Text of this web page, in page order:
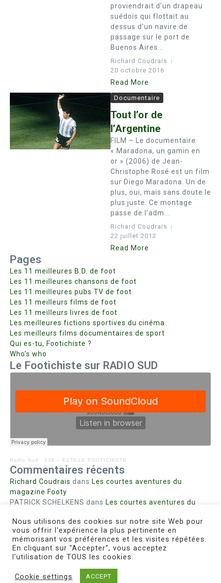
proviendrait d’un drapeau
suédois qui flottait au
dessus d’un navire de
passage sur le port de
Buenos Aires...
Richard Coudrais
20 octobre 2016
Read More
Documentaire
Tout l’or de
l’Argentine
FILM – Le documentaire
« Maradona, un gamin en
or » (2006) de Jean-
Christophe Rosé est un film
sur Diego Maradona. Un de
plus, oui, mais sans doute le
plus juste. Ce montage
passe de l’adm...
Richard Coudrais
22 juillet 2012
Read More
Pages
Les 11 meilleures B.D. de foot
Les 11 meilleures chansons de foot
Les 11 meilleures pubs TV de foot
Les 11 meilleurs films de foot
Les 11 meilleurs livres de foot
Les meilleures fictions sportives du cinéma
Les meilleurs films documentaires de sport
Qui es-tu, Footichiste ?
Who’s who
Le Footichiste sur RADIO SUD
Radio Sud · 234 – ESTA LE FOOTICHISTE
Commentaires récents
Richard Coudrais dans Les courtes aventures du
magazine Footy
PATRICK SCHELKENS dans Les courtes aventures du
Bohn fabiennedans Intrigues sanglantes à Mulhouse
Steph. RUTA dansLust for Nice
MIRMANDdansPieds agiles et champignons
Copyright © 2026 Le Footichiste | Réalisé par
Nous utilisons des cookies sur notre site Web pour
vous offrir l'expérience la plus pertinente en
mémorisant vos préférences et les visites répétées.
En cliquant sur "Accepter", vous acceptez
l'utilisation de TOUS les cookies.
Cookie settings ACCEPT